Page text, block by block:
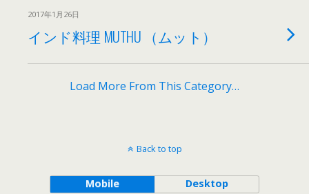
2017年1月26日
インド料理 MUTHU （ムット）
Load More From This Category…
Back to top
Mobile Desktop